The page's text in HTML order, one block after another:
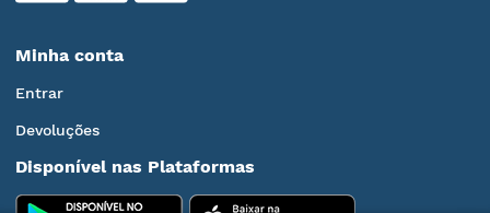
Minha conta
Entrar
Devoluções
Disponível nas Plataformas